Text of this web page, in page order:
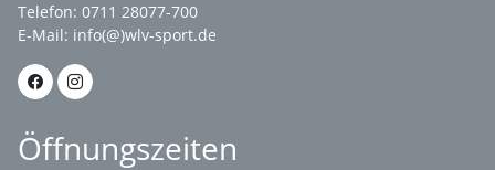
Telefon: 0711 28077-700
E-Mail: info(@)wlv-sport.de
Öffnungszeiten